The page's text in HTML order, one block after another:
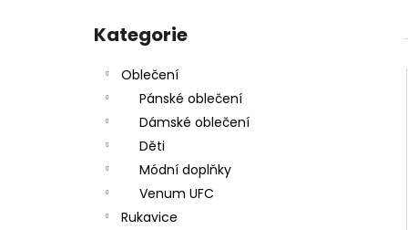
kategorie
Kategorie
Oblečení
Pánské oblečení
Dámské oblečení
Děti
Módní doplňky
Venum UFC
Rukavice
03830-108